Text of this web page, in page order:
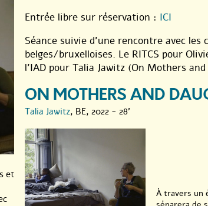
et
Entrée libre sur réservation : ICI
Séance suivie d’une rencontre avec
belges/bruxelloises. Le RITCS pour
l’IAD pour Talia Jawitz (On Mothers
ON MOTHERS AND
Talia Jawitz, BE, 2022 - 28'
À travers un